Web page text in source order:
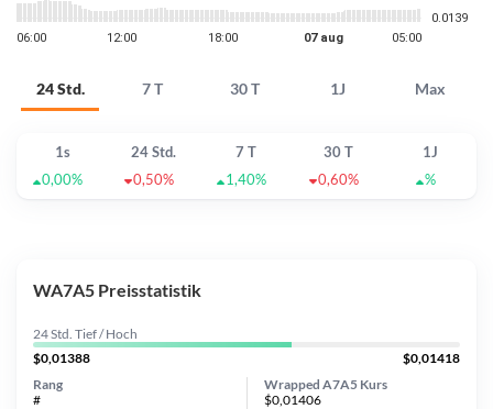
24 Std. 7 T 30 T 1J Max
1s 24 Std. 7 T 30 T
1J
0,00%
0,50% 1,40% 0,60% %
WA7A5 Preisstatistik
24 Std. Tief / Hoch
$0,01388
$0,01418
Wrapped A7A5 Kurs
$0,01406
Rang
#